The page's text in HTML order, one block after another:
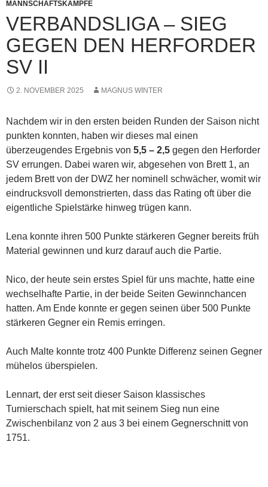
MANNSCHAFTSKÄMPFE
VERBANDSLIGA – SIEG
GEGEN DEN HERFORDER
SV II
2. NOVEMBER 2025 MAGNUS WINTER
Nachdem wir in den ersten beiden Runden der Saison nicht
punkten konnten, haben wir dieses mal einen
überzeugendes Ergebnis von 5,5 – 2,5 gegen den Herforder
SV errungen. Dabei waren wir, abgesehen von Brett 1, an
jedem Brett von der DWZ her nominell schwächer, womit wir
eindrucksvoll demonstrierten, dass das Rating oft über die
eigentliche Spielstärke hinweg trügen kann.
Lena konnte ihren 500 Punkte stärkeren Gegner bereits früh
Material gewinnen und kurz darauf auch die Partie.
Nico, der heute sein erstes Spiel für uns machte, hatte eine
wechselhafte Partie, in der beide Seiten Gewinnchancen
hatten. Am Ende konnte er gegen seinen über 500 Punkte
stärkeren Gegner ein Remis erringen.
Auch Malte konnte trotz 400 Punkte Differenz seinen Gegner
mühelos überspielen.
Lennart, der erst seit dieser Saison klassisches
Turnierschach spielt, hat mit seinem Sieg nun eine
Zwischenbilanz von 2 aus 3 bei einem Gegnerschnitt von
1751.